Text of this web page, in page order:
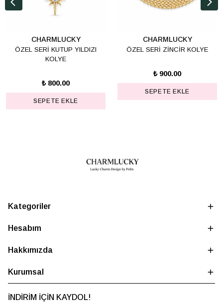
CHARMLUCKY
ÖZEL SERİ KUTUP YILDIZI
KOLYE
₺ 800.00
SEPETE EKLE
CHARMLUCKY
ÖZEL SERİ ZİNCİR KOLYE
₺ 900.00
SEPETE EKLE
Kategoriler
Hesabım
Hakkımızda
Kurumsal
İNDİRİM İÇİN KAYDOL!